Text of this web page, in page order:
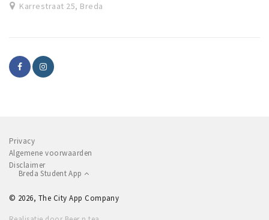
Karrestraat 25, Breda
Privacy
Algemene voorwaarden
Disclaimer
Breda Student App
© 2026, The City App Company